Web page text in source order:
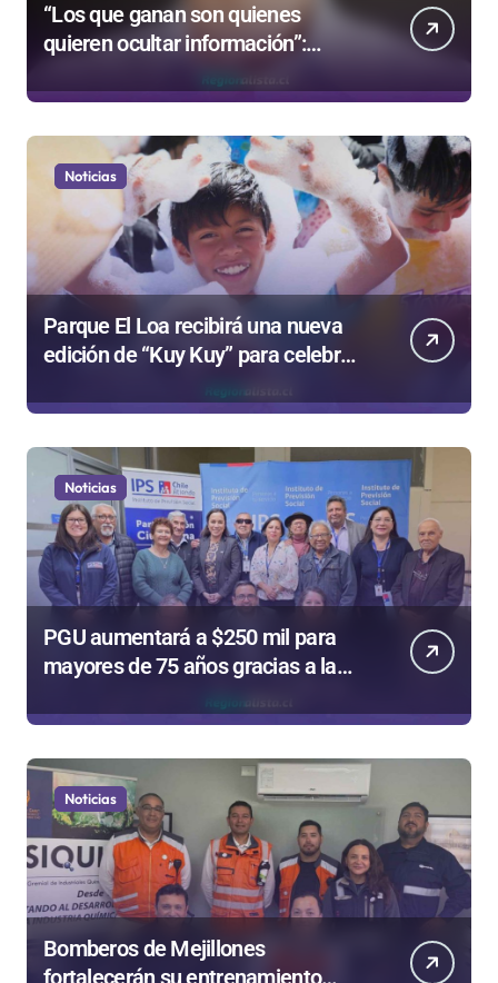
“Los que ganan son quienes
quieren ocultar información”:
Colegio de Periodistas cuestiona la
“Ley Mordaza 2.0”
Noticias
Parque El Loa recibirá una nueva
edición de “Kuy Kuy” para celebrar
Noticias
PGU aumentará a $250 mil para
mayores de 75 años gracias a la
reforma aprobada el 2025
Noticias
Bomberos de Mejillones